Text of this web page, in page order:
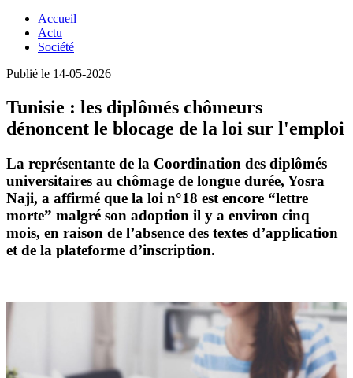
Accueil
Actu
Société
Publié le 14-05-2026
Tunisie : les diplômés chômeurs
dénoncent le blocage de la loi sur l'emploi
La représentante de la Coordination des diplômés
universitaires au chômage de longue durée, Yosra
Naji, a affirmé que la loi n°18 est encore “lettre
morte” malgré son adoption il y a environ cinq
mois, en raison de l’absence des textes d’application
et de la plateforme d’inscription.